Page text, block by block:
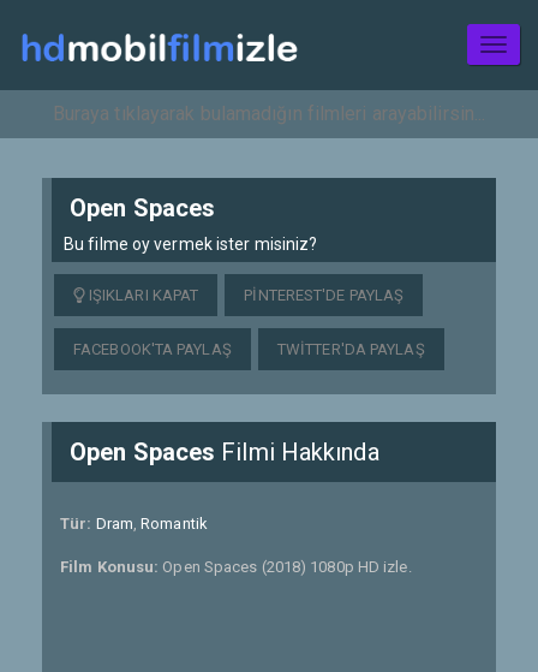
Open Spaces
Bu filme oy vermek ister misiniz?
IŞIKLARI KAPAT PINTEREST'DE PAYLAŞ
FACEBOOK'TA PAYLAŞ TWITTER'DA PAYLAŞ
Open Spaces Filmi Hakkında
Tür: Dram,Romantik
Film Konusu: Open Spaces (2018) 1080p HD izle.